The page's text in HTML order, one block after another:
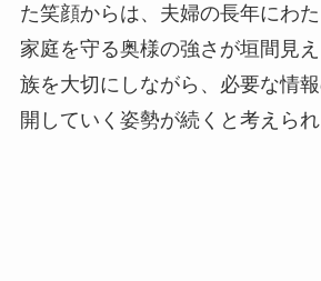
た笑顔からは、夫婦の長年にわた
家庭を守る奥様の強さが垣間見
族を大切にしながら、必要な情
開していく姿勢が続くと考えられ